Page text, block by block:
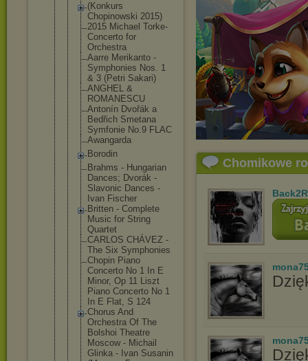
(Konkurs
Chopinowski 2015)
2015 Michael Torke-
Concerto for
Orchestra
Aarre Merikanto -
Symphonies Nos. 1
& 3 (Petri Sakari)
ANGHEL &
ROMANESCU
Antonín Dvořák a
Bedřich Smetana
Symfonie No.9 FLAC
Awangarda
Borodin
Brahms - Hungarian
Dances; Dvorák -
Slavonic Dances -
Ivan Fischer
Britten - Complete
Music for String
Quartet
CARLOS CHÁVEZ -
The Six Symphonies
Chopin Piano
Concerto No 1 In E
Minor, Op 11 Liszt
Piano Concerto No 1
In E Flat, S 124
Chorus And
Orchestra Of The
Bolshoi Theatre
Moscow - Michail
Glinka - Ivan Susanin
Chomikowe